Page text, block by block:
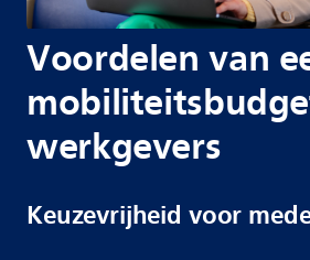
Voordelen van
werkgevers
Keuzevrijheid voor